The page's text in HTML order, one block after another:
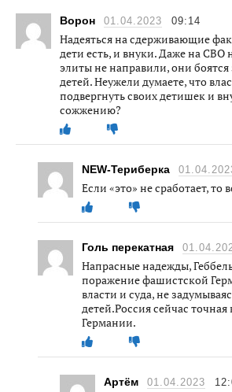
Ворон 01.04.2023 09:14
Надеяться на сдерживающие
дети есть, и внуки. Даже на СВО
элиты не направили, они боятся
детей. Неужели думаете, что
подвергнуть своих детишек и
сожжению?
NEW-Териберка
Если «это» не сработает, то
Голь перекатная
Напрасные надежды,
поражение фашистской
власти и суда, не
детей.Россия сейчас
Германии.
Артём 01.04.2023